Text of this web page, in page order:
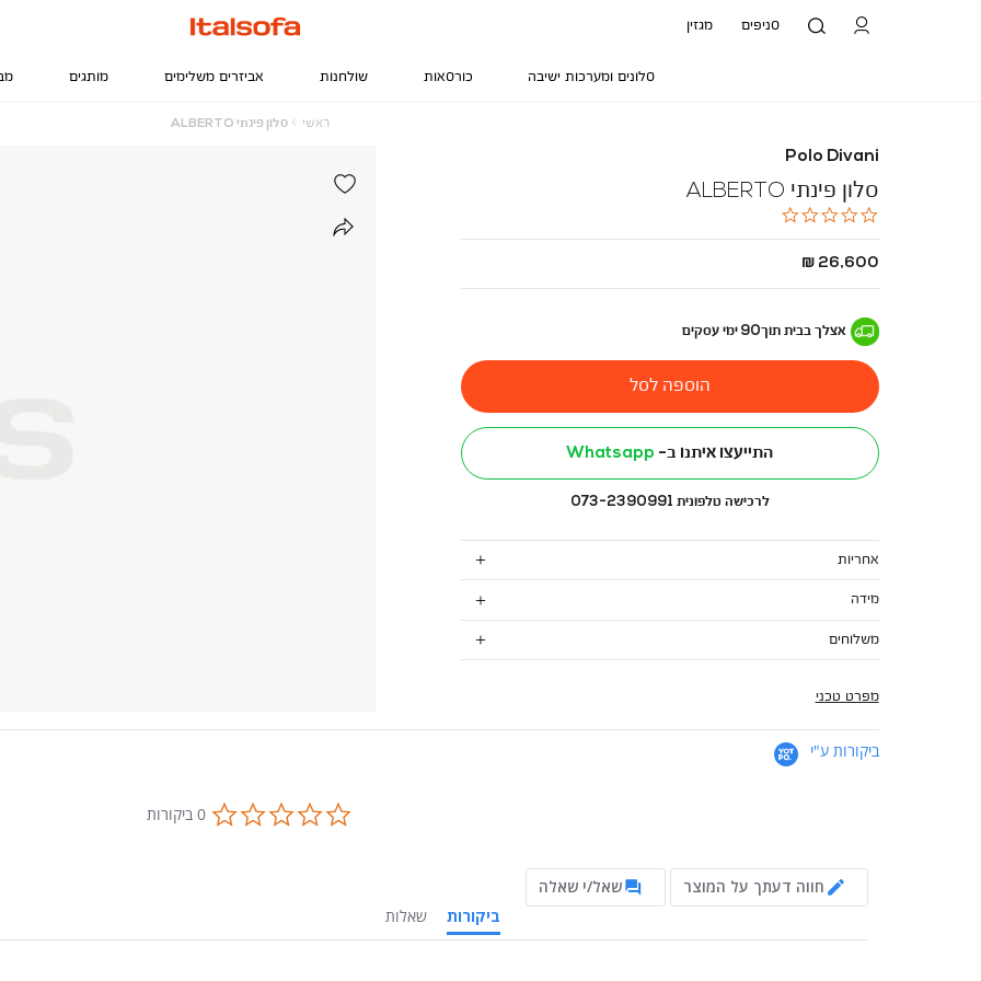
סניפים מגזין
סלונים ומערכות ישיבה כורסאות שולחנות אביזרים משלימים מותגים
ראשי ראשי
סלון פינתי ALBERTO
סלון
Polo Divani
סלון פינתי ALBERTO
26,600 ₪
אצלך בבית תוך90 ימי עסקים
הוספה לסל
התייעצו איתנו ב- Whatsapp
לרכישה טלפונית 073-2390991
אחריות
מידה
משלוחים
מפרט טכני
ביקורות ע"י
0.0
star
0 ביקורות
חווה דעתך על המוצר
שאל/י שאלה
ביקורות
שאלות